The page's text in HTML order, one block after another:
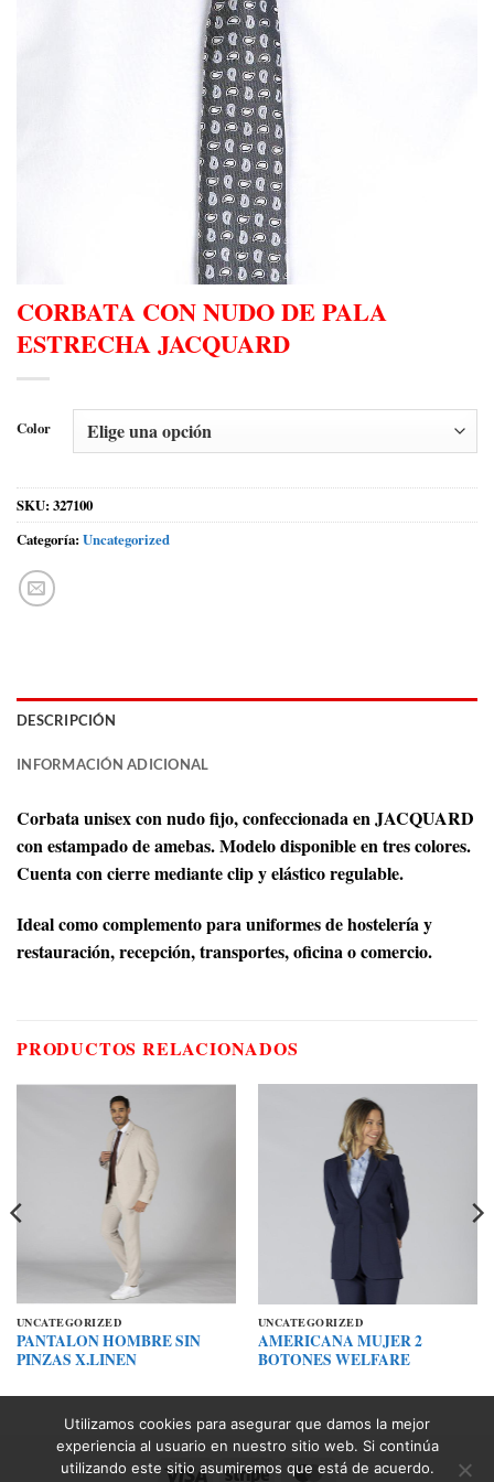
CORBATA CON NUDO DE PALA
ESTRECHA JACQUARD
Color
SKU: 327100
Categoría: Uncategorized
DESCRIPCIÓN
INFORMACIÓN ADICIONAL
Corbata unisex con nudo fijo, confeccionada en JACQUARD
con estampado de amebas. Modelo disponible en tres colores.
Cuenta con cierre mediante clip y elástico regulable.
Ideal como complemento para uniformes de hostelería y
restauración, recepción, transportes, oficina o comercio.
PRODUCTOS RELACIONADOS
UNCATEGORIZED
PANTALON HOMBRE SIN
PINZAS X.LINEN
UNCATEGORIZED
AMERICANA MUJER 2
BOTONES WELFARE
Visa Stripe MasterCard
Utilizamos cookies para asegurar que damos la mejor
experiencia al usuario en nuestro sitio web. Si continúa
utilizando este sitio asumiremos que está de acuerdo.